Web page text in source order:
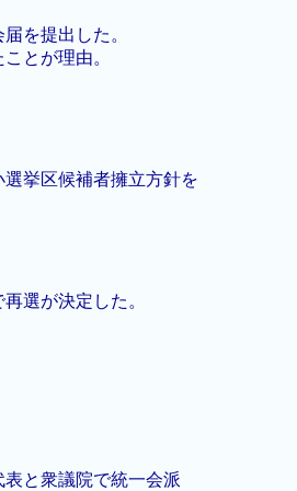
を提出した。
とが理由。
挙区候補者擁立方針を
選が決定した。
と衆議院で統一会派